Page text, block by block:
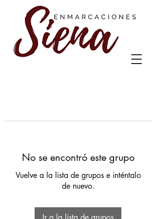
No se encontró este grupo
Vuelve a la lista de grupos e inténtalo
de nuevo.